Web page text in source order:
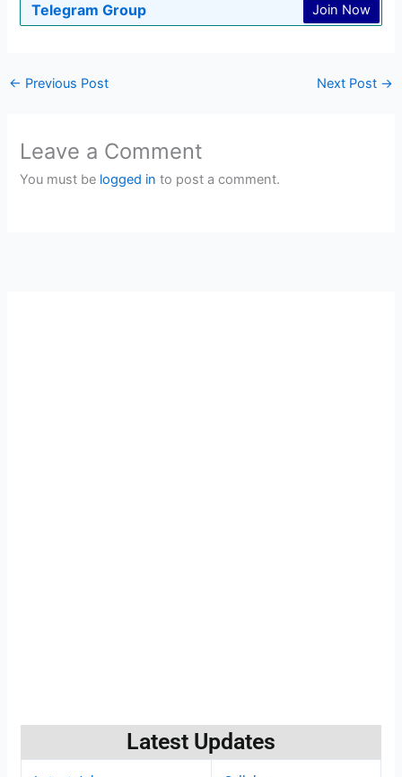
Telegram Group Join Now
← Previous Post Next Post →
Leave a Comment
You must be logged in to post a comment.
Latest Updates